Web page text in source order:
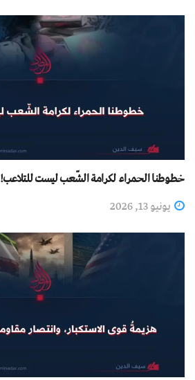
خطوطنا الحمراء لكرامة الشّعب ليست للتلاعب!
يونيو 13, 2026